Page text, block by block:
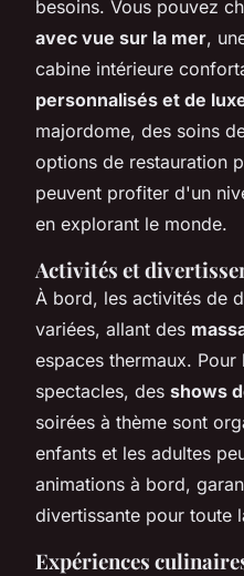
besoins. Vous pouvez
avec vue sur la mer,
cabine intérieure
personnalisés et de
majordome, des soins
options de restauration
peuvent profiter d'un
en explorant le monde.
Activités et
À bord, les activités de
variées, allant des
espaces thermaux. Pour
spectacles, des shows
soirées à thème sont
enfants et les adultes
animations à bord,
divertissante pour toute
Expériences